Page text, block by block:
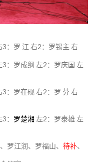
：罗 江 右2：罗锡主 右
：罗成纲 左2：罗庆国 左
：罗在砚 右2：罗 芬 右
： 罗楚湘 左2：罗泰雄 左
罗江润、罗福山、 待补、